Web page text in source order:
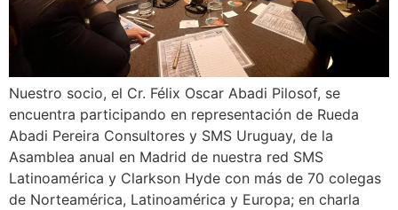
Nuestro socio, el Cr. Félix Oscar Abadi Pilosof, se
encuentra participando en representación de Rueda
Abadi Pereira Consultores y SMS Uruguay, de la
Asamblea anual en Madrid de nuestra red SMS
Latinoamérica y Clarkson Hyde con más de 70 colegas
de Norteamérica, Latinoamérica y Europa; en charla